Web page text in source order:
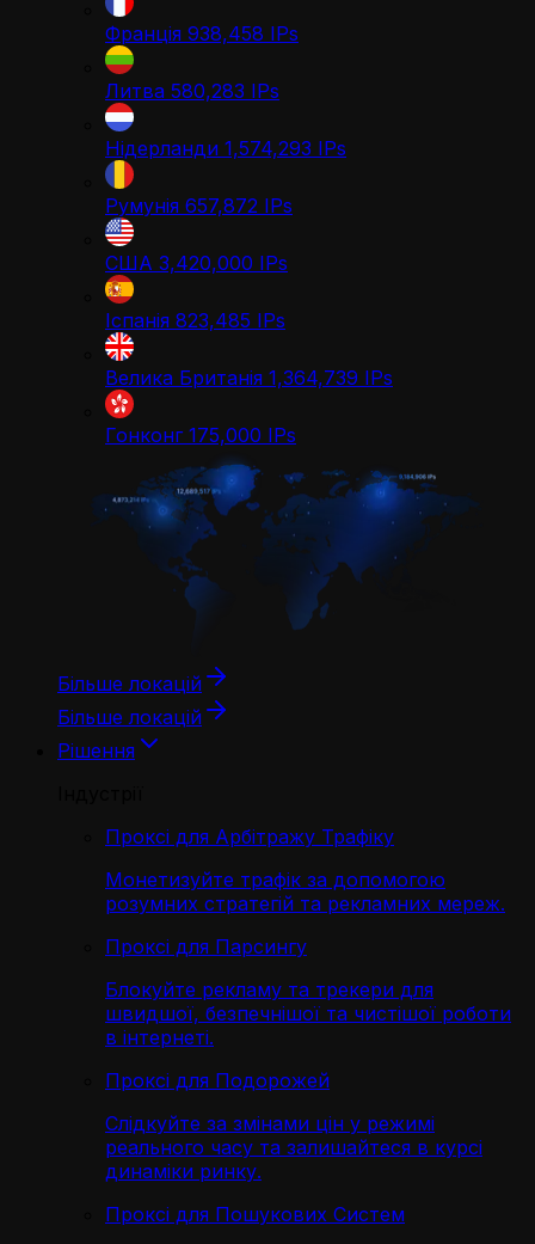
Франція 938,458 IPs
Литва 580,283 IPs
Нідерланди 1,574,293 IPs
Румунія 657,872 IPs
США 3,420,000 IPs
Іспанія 823,485 IPs
Велика Британія 1,364,739 IPs
Гонконг 175,000 IPs
Більше локацій
Більше локацій
Рішення
Проксі для Арбітражу Трафіку
Монетизуйте трафік за допомогою
розумних стратегій та рекламних мереж.
Проксі для Парсингу
Блокуйте рекламу та трекери для
швидшої, безпечнішої та чистішої роботи
в інтернеті.
Проксі для Подорожей
Слідкуйте за змінами цін у режимі
реального часу та залишайтеся в курсі
динаміки ринку.
Проксі для Пошукових Систем